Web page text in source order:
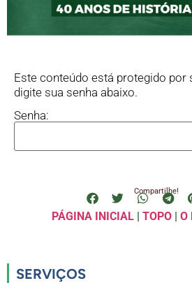
Este conteúdo está protegido por
digite sua senha abaixo.
Senha:
Compartilhe!
PÁGINA INICIAL| TOPO| O
SERVIÇOS